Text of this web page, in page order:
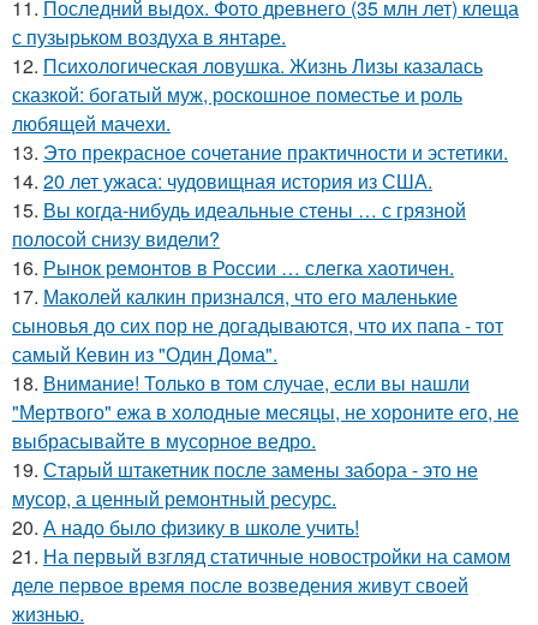
11. Последний выдох. Фото древнего (35 млн лет) клеща
с пузырьком воздуха в янтаре.
12. Психологическая ловушка. Жизнь Лизы казалась
сказкой: богатый муж, роскошное поместье и роль
любящей мачехи.
13. Это прекрасное сочетание практичности и эстетики.
14. 20 лет ужаса: чудовищная история из США.
15. Вы когда-нибудь идеальные стены … с грязной
полосой снизу видели?
16. Рынок ремонтов в России … слегка хаотичен.
17. Маколей калкин признался, что его маленькие
сыновья до сих пор не догадываются, что их папа - тот
самый Кевин из "Один Дома".
18. Внимание! Только в том случае, если вы нашли
"Мертвого" ежа в холодные месяцы, не хороните его, не
выбрасывайте в мусорное ведро.
19. Старый штакетник после замены забора - это не
мусор, а ценный ремонтный ресурс.
20. А надо было физику в школе учить!
21. На первый взгляд статичные новостройки на самом
деле первое время после возведения живут своей
жизнью.